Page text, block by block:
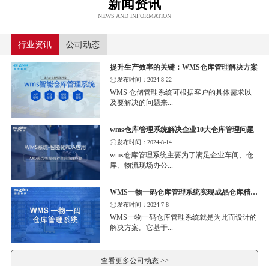
新闻资讯
NEWS AND INFORMATION
行业资讯 公司动态
提升生产效率的关键：WMS仓库管理解决方案
发布时间：2024-8-22
WMS 仓储管理系统可根据客户的具体需求以
及要解决的问题来...
wms仓库管理系统解决企业10大仓库管理问题
发布时间：2024-8-14
wms仓库管理系统主要为了满足企业车间、仓
库、物流现场办公...
WMS一物一码仓库管理系统实现成品仓库精细化管理
发布时间：2024-7-8
WMS一物一码仓库管理系统就是为此而设计的
解决方案。它基于...
查看更多公司动态 >>